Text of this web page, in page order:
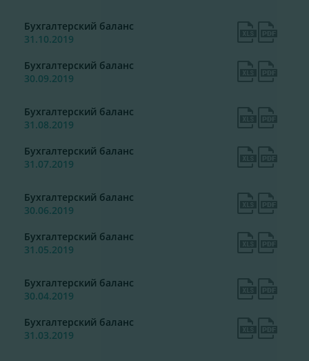
Бухгалтерский баланс
31.10.2019
Бухгалтерский баланс
30.09.2019
Бухгалтерский баланс
31.08.2019
Бухгалтерский баланс
31.07.2019
Бухгалтерский баланс
30.06.2019
Бухгалтерский баланс
31.05.2019
Бухгалтерский баланс
30.04.2019
Бухгалтерский баланс
31.03.2019